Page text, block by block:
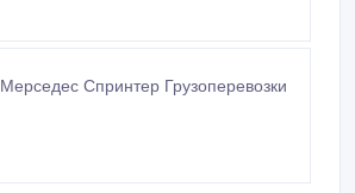
Мерседес Спринтер Грузоперевозки